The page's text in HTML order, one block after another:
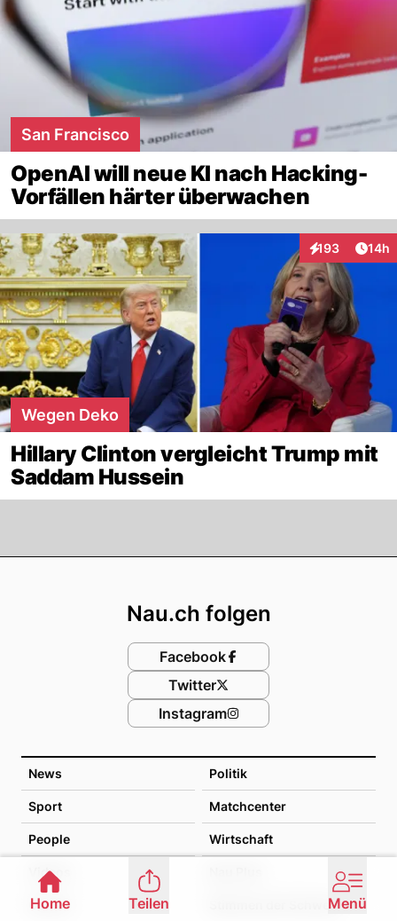
San Francisco
OpenAI will neue KI nach Hacking-
Vorfällen härter überwachen
193
Interaktionen
14h
Wegen Deko
Hillary Clinton vergleicht Trump mit
Saddam Hussein
News Politik
Sport Matchcenter
People Wirtschaft
Videos
Games Stimmen der Schweiz
Nau.ch folgen
Facebook
Twitter
Instagram
Home Teilen Menü